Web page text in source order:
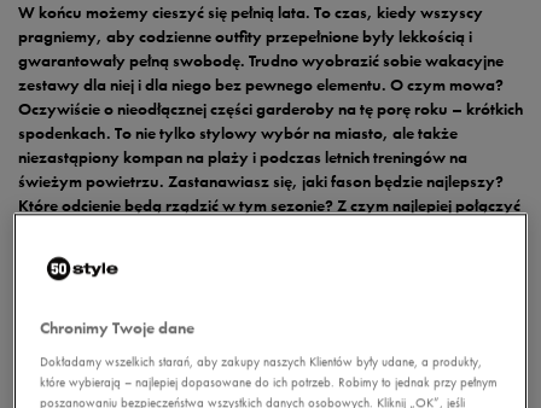
W końcu możemy cieszyć się pełnią lata. To czas, kiedy wszyscy
pragniemy, aby codzienne outfity przepełnione były lekkością i
gwarantowały pełną swobodę. Trudno wyobrazić sobie wakacyjne
zestawy dla niej i dla niego bez pewnego elementu. O czym mowa?
Oczywiście o nieodłącznej części garderoby na tę porę roku – krótkich
spodenkach. To nie tylko stylowy wybór na miasto, ale także
niezastąpiony kompan na plaży i podczas letnich treningów na
świeżym powietrzu. Zastanawiasz się, jaki fason będzie najlepszy?
Które odcienie będą rządzić w tym sezonie? Z czym najlepiej połączyć
odpowiedzi na swoje pytania!
Krótkie spodenki damskie i męskie od najlepszych marek, takich jak adidas,
Fila, Nike, Puma czy Reebok to gwarancja dopracowanego looku w stylu
sporty oraz komfortu termicznego w czasie gorących dni. Świetnie
Chronimy Twoje dane
Dokładamy wszelkich starań, aby zakupy naszych Klientów były udane, a produkty,
które wybierają – najlepiej dopasowane do ich potrzeb. Robimy to jednak przy pełnym
poszanowaniu bezpieczeństwa wszystkich danych osobowych. Kliknij „OK”, jeśli